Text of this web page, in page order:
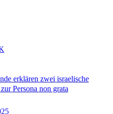
erklären zwei israelische
Persona non grata